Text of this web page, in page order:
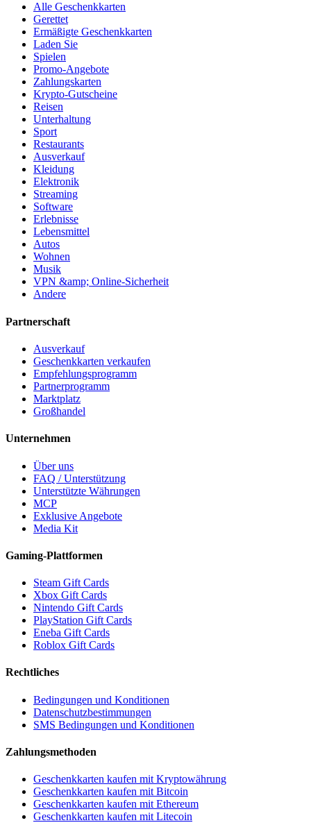
Alle Geschenkkarten
Gerettet
Ermäßigte Geschenkkarten
Laden Sie
Spielen
Promo-Angebote
Zahlungskarten
Krypto-Gutscheine
Reisen
Unterhaltung
Sport
Restaurants
Ausverkauf
Kleidung
Elektronik
Streaming
Software
Erlebnisse
Lebensmittel
Autos
Wohnen
Musik
VPN &amp; Online-Sicherheit
Andere
Partnerschaft
Ausverkauf
Geschenkkarten verkaufen
Empfehlungsprogramm
Partnerprogramm
Marktplatz
Großhandel
Unternehmen
Über uns
FAQ / Unterstützung
Unterstützte Währungen
MCP
Exklusive Angebote
Media Kit
Gaming-Plattformen
Steam Gift Cards
Xbox Gift Cards
Nintendo Gift Cards
PlayStation Gift Cards
Eneba Gift Cards
Roblox Gift Cards
Rechtliches
Bedingungen und Konditionen
Datenschutzbestimmungen
SMS Bedingungen und Konditionen
Zahlungsmethoden
Geschenkkarten kaufen mit Kryptowährung
Geschenkkarten kaufen mit Bitcoin
Geschenkkarten kaufen mit Ethereum
Geschenkkarten kaufen mit Litecoin